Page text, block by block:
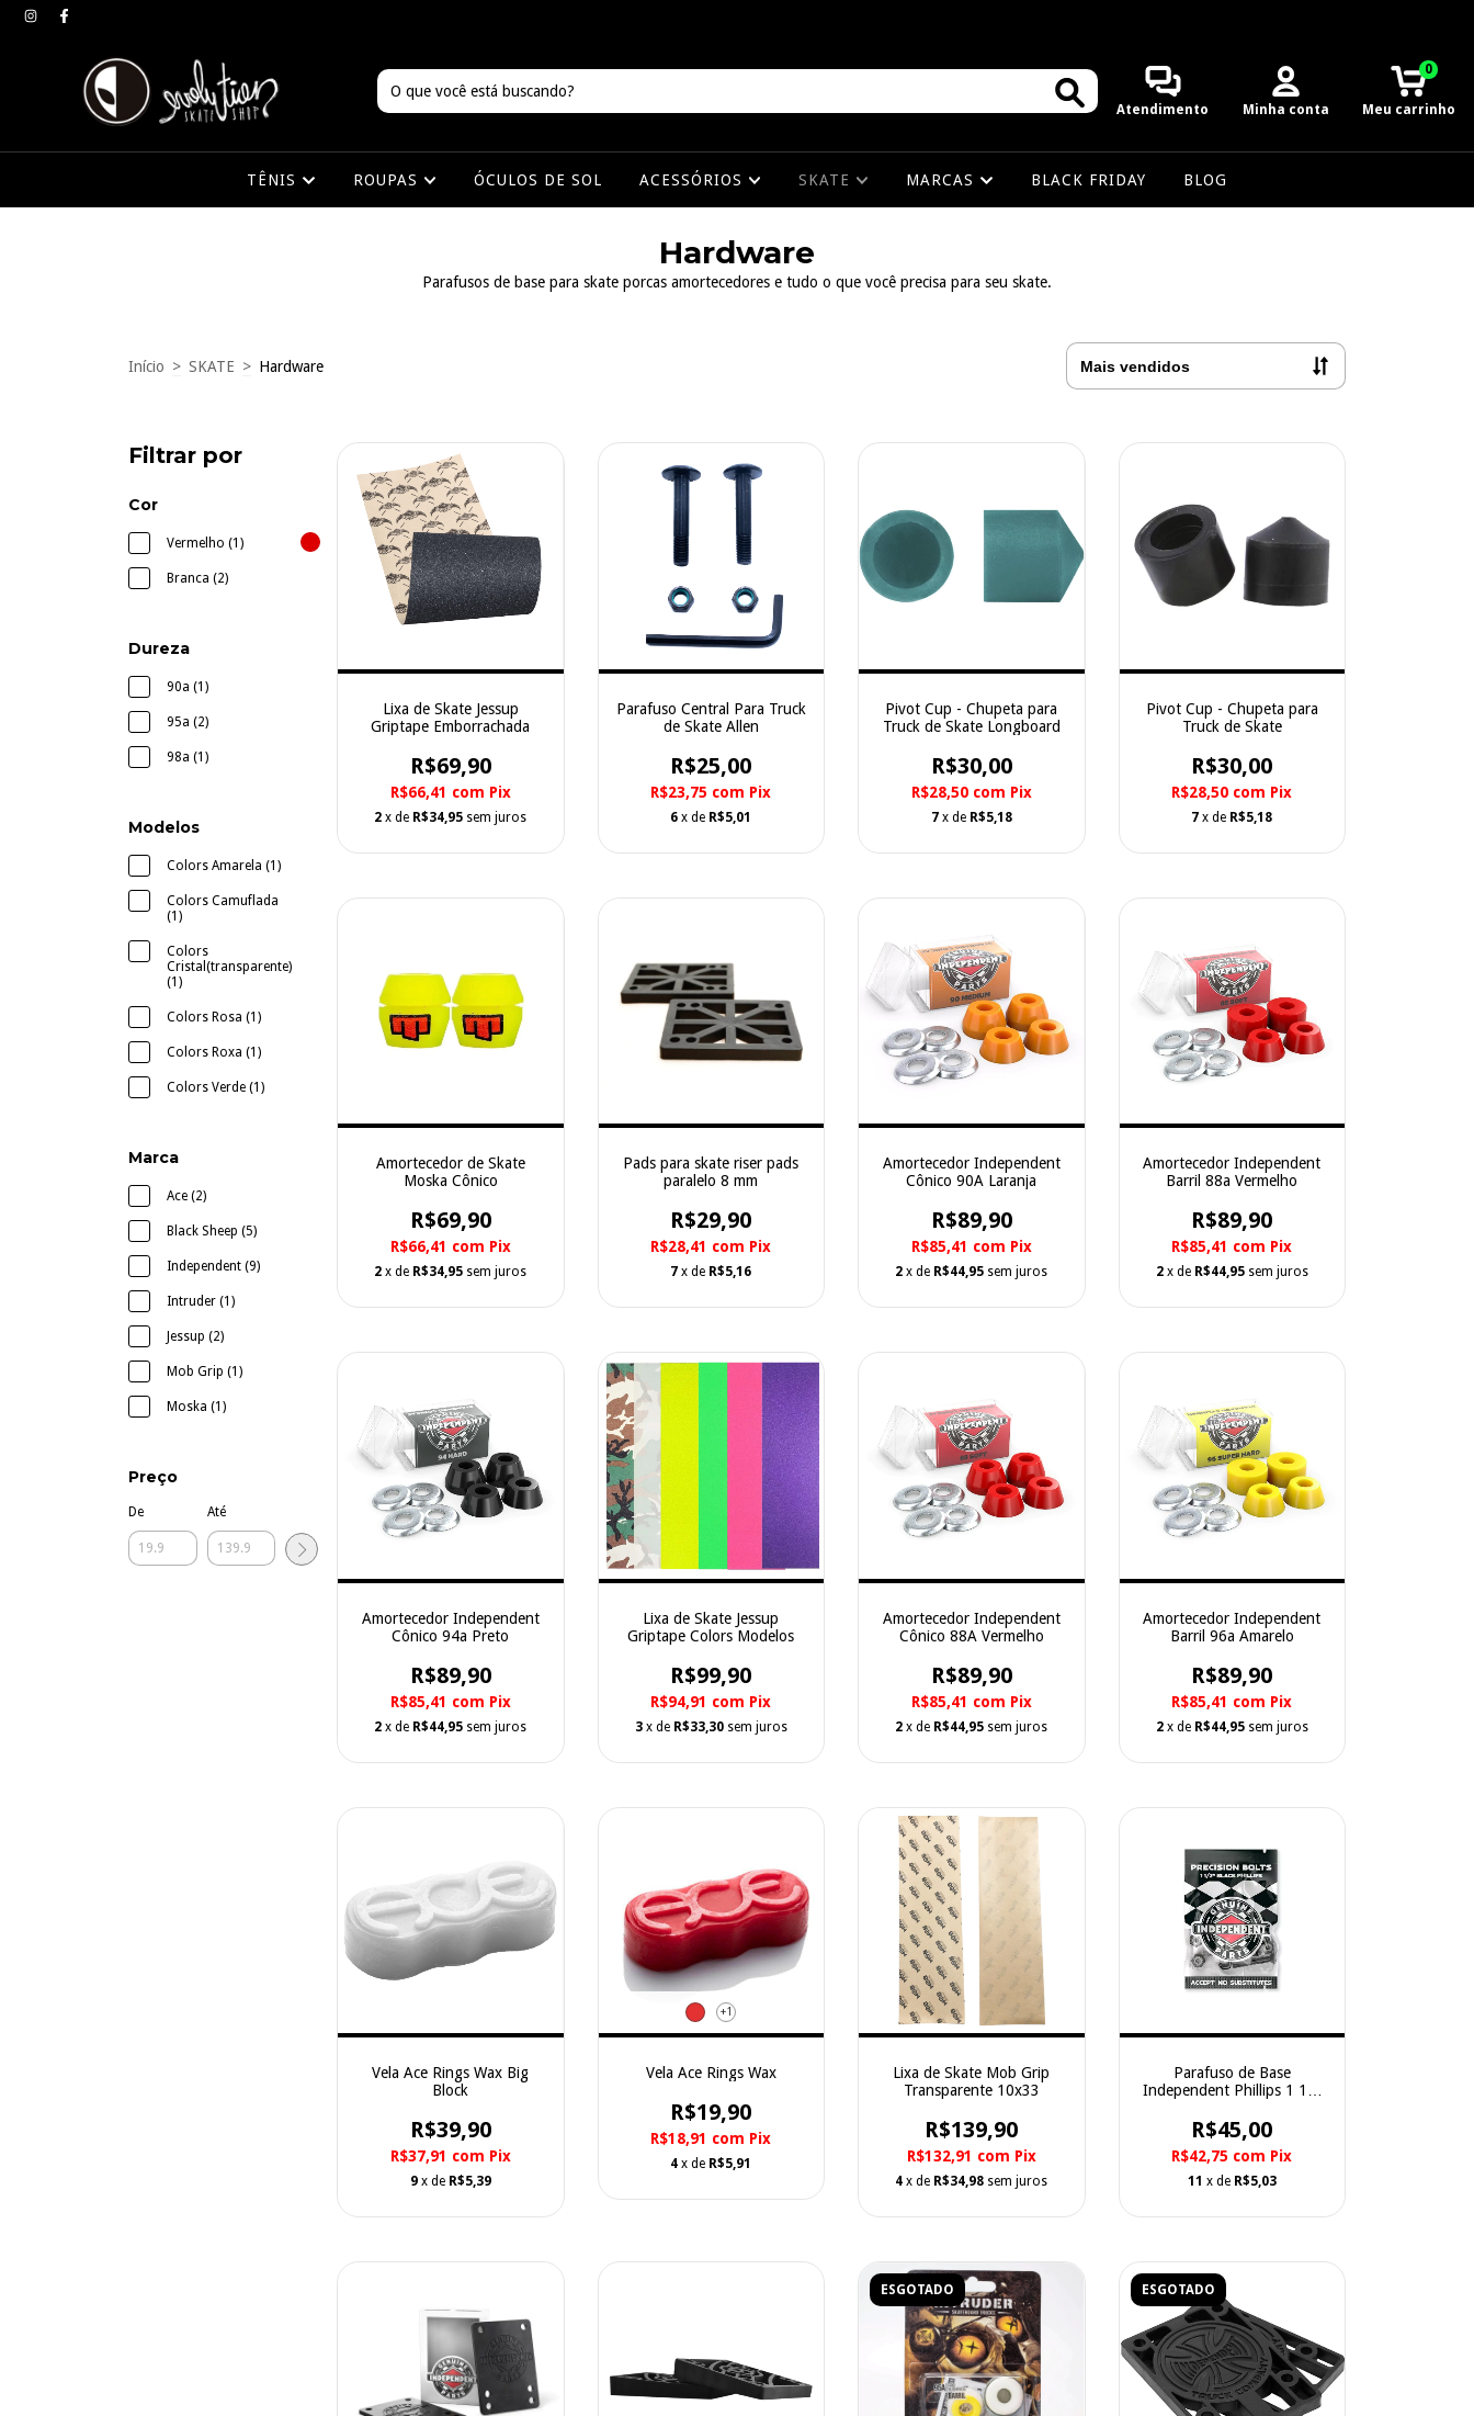
Atendimento Minha conta Meu carrinho
0
TÊNIS ROUPAS ÓCULOS DE SOL ACESSÓRIOS SKATE MARCAS BLACK FRIDAY BLOG
Hardware
Parafusos de base para skate porcas amortecedores e tudo o que você precisa para seu skate.
Início > SKATE > Hardware
Filtrar por
Cor
Vermelho (1)
Branca (2)
Dureza
90a (1)
95a (2)
98a (1)
Modelos
Colors Amarela (1)
Colors Camuflada
(1)
Colors
Cristal(transparente)
(1)
Colors Rosa (1)
Colors Roxa (1)
Colors Verde (1)
Marca
Ace (2)
Black Sheep (5)
Independent (9)
Intruder (1)
Jessup (2)
Mob Grip (1)
Moska (1)
Preço
De Até
Lixa de Skate Jessup
Griptape Emborrachada
R$69,90
R$66,41 com Pix
2 x de R$34,95 sem juros
Parafuso Central Para Truck
de Skate Allen
R$25,00
R$23,75 com Pix
6 x de R$5,01
Pivot Cup - Chupeta para
Truck de Skate Longboard
R$30,00
R$28,50 com Pix
7 x de R$5,18
Pivot Cup - Chupeta para
Truck de Skate
R$30,00
R$28,50 com Pix
7 x de R$5,18
Amortecedor de Skate
Moska Cônico
R$69,90
R$66,41 com Pix
2 x de R$34,95 sem juros
Pads para skate riser pads
paralelo 8 mm
R$29,90
R$28,41 com Pix
7 x de R$5,16
Amortecedor Independent
Cônico 90A Laranja
R$89,90
R$85,41 com Pix
2 x de R$44,95 sem juros
Amortecedor Independent
Barril 88a Vermelho
R$89,90
R$85,41 com Pix
2 x de R$44,95 sem juros
Amortecedor Independent
Cônico 94a Preto
R$89,90
R$85,41 com Pix
2 x de R$44,95 sem juros
Lixa de Skate Jessup
Griptape Colors Modelos
R$99,90
R$94,91 com Pix
3 x de R$33,30 sem juros
Amortecedor Independent
Cônico 88A Vermelho
R$89,90
R$85,41 com Pix
2 x de R$44,95 sem juros
Amortecedor Independent
Barril 96a Amarelo
R$89,90
R$85,41 com Pix
2 x de R$44,95 sem juros
Vela Ace Rings Wax Big
Block
R$39,90
R$37,91 com Pix
9 x de R$5,39
+1
Vela Ace Rings Wax
R$19,90
R$18,91 com Pix
4 x de R$5,91
Lixa de Skate Mob Grip
Transparente 10x33
R$139,90
R$132,91 com Pix
4 x de R$34,98 sem juros
Parafuso de Base
Independent Phillips 1 1/2
R$45,00
R$42,75 com Pix
11 x de R$5,03
ESGOTADO ESGOTADO